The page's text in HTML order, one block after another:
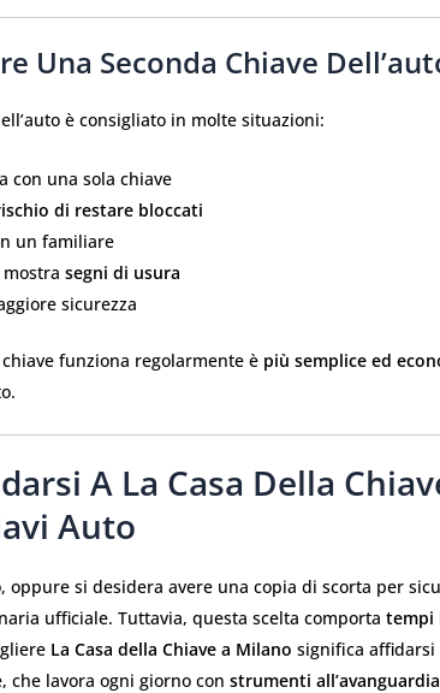
Una Seconda Chiave
è consigliato in molte situazioni:
con una sola chiave
di restare bloccati
un familiare
segni di usura
sicurezza
funziona regolarmente è più semplice ed
A La Casa Della
Auto
oppure si desidera avere una copia di scorta per
ufficiale. Tuttavia, questa scelta comporta tempi
La Casa della Chiave a Milano significa
che lavora ogni giorno con strumenti all’avanguardia